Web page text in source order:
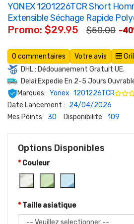
YONEX 1201226TCR Short
Extensible Séchage Rapide
Promo: $29.95 $50.00 -
0 commentaires Votre avis
DHL : Dédouanement Gratuit UE.
Delai:Expedie En 2-5 Jours
Marques: Yonex 1201226TCR
Date Lancement : 24/04/2026
Mes Points: 30 Disponibilite: 109
Options Disponibles
Couleur
Taille asiatique